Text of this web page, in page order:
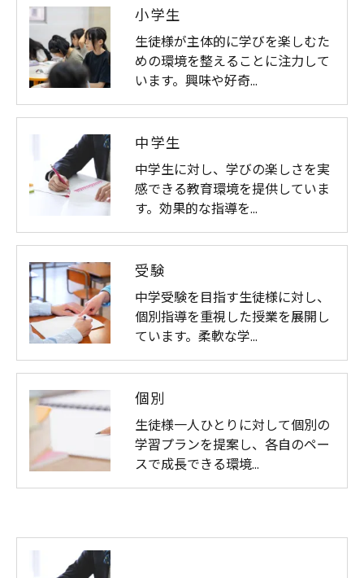
小学生
生徒様が主体的に学びを楽しむた
めの環境を整えることに注力して
います。興味や好奇…
中学生
中学生に対し、学びの楽しさを実
感できる教育環境を提供していま
す。効果的な指導を…
受験
中学受験を目指す生徒様に対し、
個別指導を重視した授業を展開し
ています。柔軟な学…
個別
生徒様一人ひとりに対して個別の
学習プランを提案し、各自のペー
スで成長できる環境…